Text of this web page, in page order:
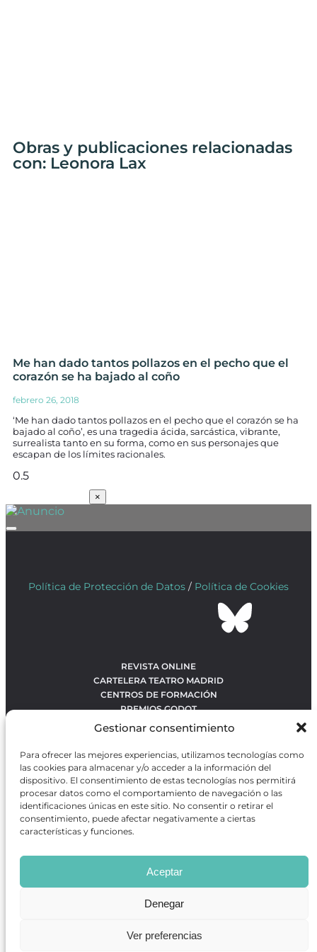
Gestionar consentimiento
Para ofrecer las mejores experiencias, utilizamos tecnologías como
las cookies para almacenar y/o acceder a la información del
dispositivo. El consentimiento de estas tecnologías nos permitirá
procesar datos como el comportamiento de navegación o las
identificaciones únicas en este sitio. No consentir o retirar el
consentimiento, puede afectar negativamente a ciertas
características y funciones.
Aceptar
Denegar
Ver preferencias
Obras y publicaciones relacionadas
con: Leonora Lax
Me han dado tantos pollazos en el pecho que el
corazón se ha bajado al coño
febrero 26, 2018
‘Me han dado tantos pollazos en el pecho que el corazón se ha
bajado al coño’, es una tragedia ácida, sarcástica, vibrante,
surrealista tanto en su forma, como en sus personajes que
escapan de los límites racionales.
×
Política de Protección de Datos / Política de Cookies
REVISTA ONLINE
CARTELERA TEATRO MADRID
CENTROS DE FORMACIÓN
PREMIOS GODOT
CONTACTO
OBRAS MÁS VOTADAS
RANKING MEJORES OBRAS
BÚSQUEDA AVANZADA DE OBRAS
Revista GODOTes una revista independiente especializada
en información sobre artes escénicas de Madrid, gratuita y
que se distribuye en espacios escénicos, además de otros
puntos de interés turístico y de ocio de la capital.